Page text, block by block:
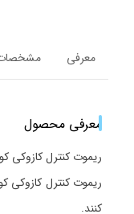
معرفی
معرفی محصول
ریموت کنترل کازوکی
ریموت کنترل کازوکی
کنند.